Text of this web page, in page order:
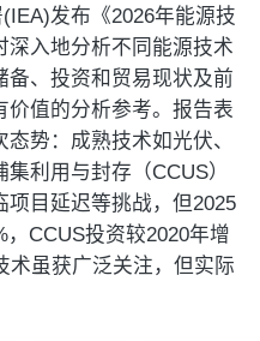
发布《2026年能源技
入地分析不同能源技术
、投资和贸易现状及前
价值的分析参考。报告表
势：成熟技术如光伏、
利用与封存（CCUS）
目延迟等挑战，但2025
CCUS投资较2020年增
术虽获广泛关注，但实际